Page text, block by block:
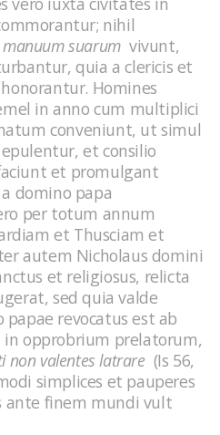
nihil
suarum vivunt,
quia a clericis et
Homines
in anno cum multiplici
conveniunt, ut simul
et consilio
et promulgant
domino papa
per totum annum
et Thusciam et
autem Nicholaus domini
et religiosus, relicta
sed quia valde
revocatus est ab
in opprobrium prelatorum,
non valentes latrare (Is 56,
simplices et pauperes
ante finem mundi vult